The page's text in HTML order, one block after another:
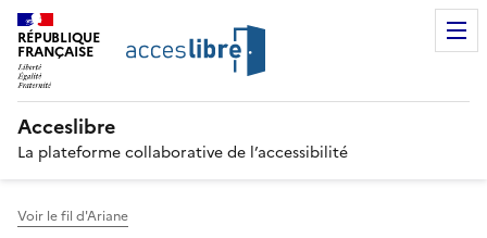
RÉPUBLIQUE
FRANÇAISE
Acceslibre
La plateforme collaborative de l’accessibilité
Voir le fil d'Ariane